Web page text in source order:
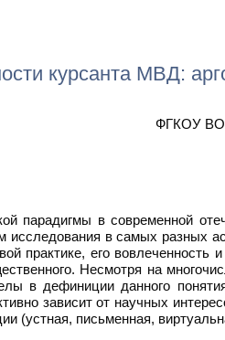
курсанта МВД:
ФГКОУ ВО
парадигмы в современной
исследования в самых разных
практике, его
Несмотря на
в дефиниции данного
зависит от научных
(устная, письменная,